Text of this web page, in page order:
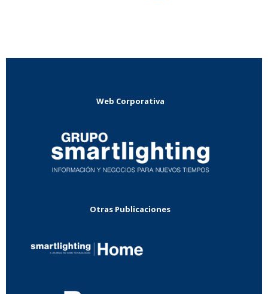
Web Corporativa
Otras Publicaciones